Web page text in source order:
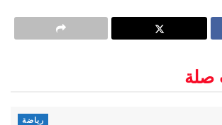
صلة
رياضة